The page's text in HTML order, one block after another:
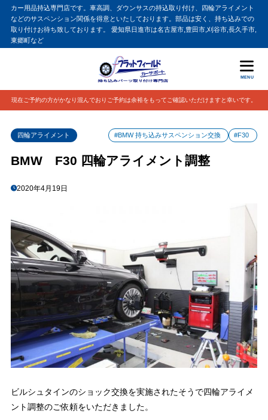
カー用品持込専門店です。車高調、ダウンサスの持込取り付け、四輪アライメント
などのサスペンション関係を得意といたしております。部品は安く、持ち込みでの
取り付けお待ち致しております。 愛知県日進市は名古屋市,豊田市,刈谷市,長久手市,
東郷町など
MENU
現在ご予約の方がかなり混んでおりご予約は余裕をもってご確認いただけますと幸いです。
四輪アライメント #BMW 持ち込みサスペンション交換 #F30
BMW F30 四輪アライメント調整
2020年4月19日
ビルシュタインのショック交換を実施されたそうで四輪アライメ
ント調整のご依頼をいただきました。